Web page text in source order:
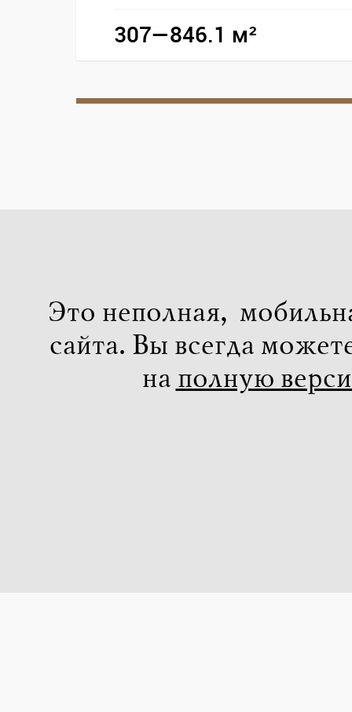
307—846.1 м²
Это неполная,
сайта. Вы всегда
на полную